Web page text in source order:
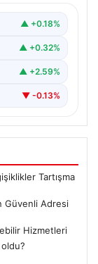
iletişim
▲ +0.18%
▲ +0.32%
▲ +2.59%
▼ -0.13%
Tartışma
Güvenli Adresi
Hizmetleri
oldu?